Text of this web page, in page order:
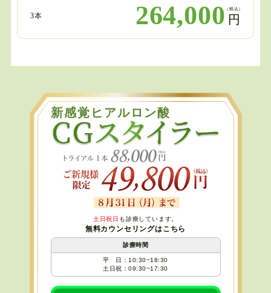
3本 264,000 （税込）
円
新感覚ヒアルロン酸
土日祝日 も診療しています。
無料カウンセリングはこちら
診療時間
平 日：10:30~18:30
土日祝：09:30~17:30